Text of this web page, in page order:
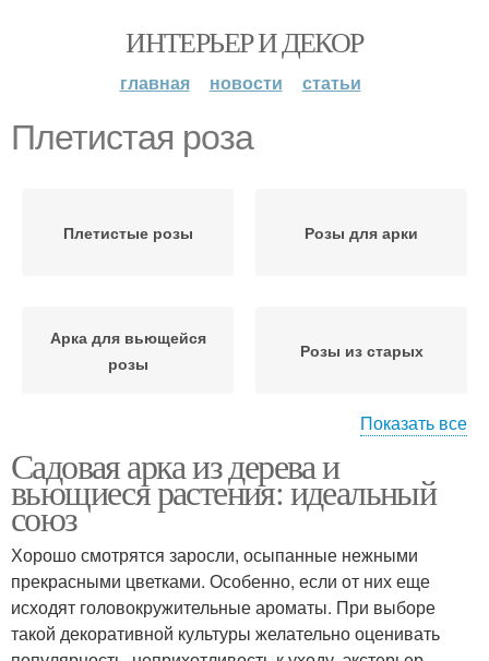
ИНТЕРЬЕР И ДЕКОР
главная новости статьи
Плетистая роза
Плетистые розы Розы для арки
Арка для вьющейся
розы
Розы из старых
Розы без сварки
Арки для плетистой
розы
Розы на арке
Показать все
Садовая арка из дерева и
вьющиеся растения: идеальный
союз
Хорошо смотрятся заросли, осыпанные нежными
прекрасными цветками. Особенно, если от них еще
исходят головокружительные ароматы. При выборе
такой декоративной культуры желательно оценивать